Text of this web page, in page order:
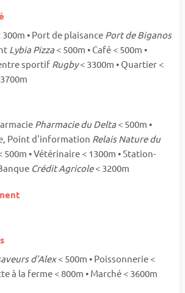
• Port de plaisance Port de Biganos
Lybia Pizza < 500m • Café < 500m •
sportif Rugby< 3300m • Quartier <
Pharmacie du Delta < 500m •
Point d'information Relais Nature du
500m • Vétérinaire < 1300m • Station-
Crédit Agricole< 3200m
d'Alex< 500m • Poissonnerie <
à la ferme < 800m • Marché < 3600m